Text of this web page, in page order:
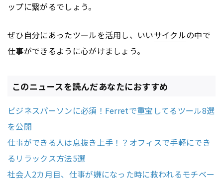
ップに繋がるでしょう。
ぜひ自分にあったツールを活用し、いいサイクルの中で
仕事ができるように心がけましょう。
このニュースを読んだあなたにおすすめ
ビジネスパーソンに必須！Ferretで重宝してるツール8選
を公開
仕事ができる人は息抜き上手！？オフィスで手軽にでき
るリラックス方法5選
社会人2カ月目、仕事が嫌になった時に救われるモチベー